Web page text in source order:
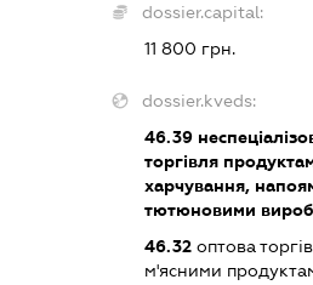
dossier.capital:
11 800 грн.
dossier.kveds:
46.39
торгівля
харчування,
тютюновими
46.32 оптова
м'ясними